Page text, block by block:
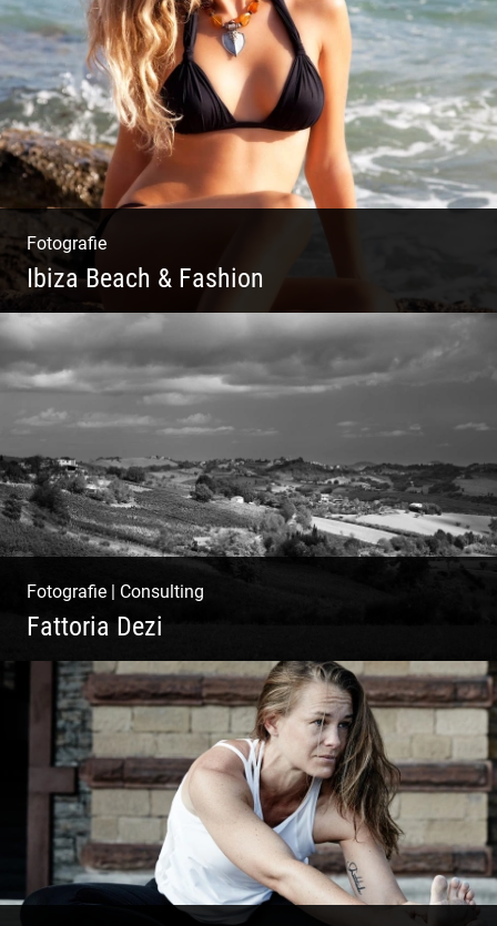
Farben | Wilde Formen
Fotografie
Ibiza Beach & Fashion
Ibiza Beach & Fashion
Fotografie | Consulting
Fattoria Dezi
Konzeption & Gestaltung |
Übersetzung & Medien | Fotografie &
Texting | Feine Weine